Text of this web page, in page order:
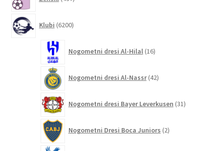
izdelkov
Klubi 6200izdelkov
Nogometni dresi Al-Hilal 16izdelkov
Nogometni dresi Al-Nassr 42izdelkov
Nogometni dresi Bayer Leverkusen 31izdelkov
Nogometni Dresi Boca Juniors 2izdelka